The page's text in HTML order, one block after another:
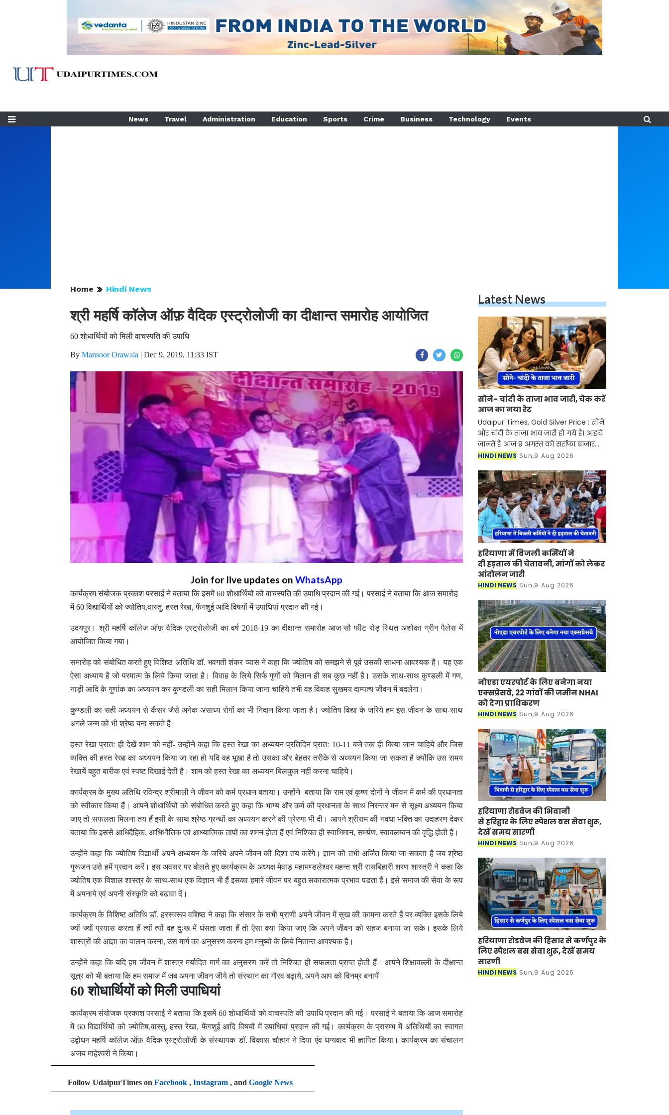
News Travel Administration Education Sports Crime Business Technology Events
Home Hindi News
श्री महर्षि काॅलेज ऑफ़ वैदिक एस्ट्रोलोजी का दीक्षान्त समारोह आयोजित
60 शोधार्थियों को मिली वाचस्पति की उपाधि
By Mansoor Orawala | Dec 9, 2019, 11:33 IST
Join for live updates on WhatsApp
कार्यक्रम संयोजक प्रकाश परसाई ने बताया कि इसमें 60 शोधार्थियों को वाचस्पति की उपाधि प्रदान की गई। परसाई ने बताया कि आज समारोह
में 60 विद्यार्थियों को ज्योतिष,वास्तु, हस्त रेखा, फेंगशुई आदि विषयों में उपाधियां प्रदान की गई।
उदयपुर। श्री महर्षि काॅलेज ऑफ़ वैदिक एस्ट्रोलोजी का वर्ष 2018-19 का दीक्षान्त समारोह आज सौ फीट रोड़ स्थित अशोका ग्रीन पैलेस में
आयोजित किया गया।
समारोह को संबोधित करते हुए विशिष्ठ अतिथि डाॅ. भवगती शंकर व्यास ने कहा कि ज्योतिष को समझने से पूर्व उसकी साधना आवश्यक है। यह एक
ऐसा अध्याय है जो परमात्म के लिये किया जाता है। विवाह के लिये सिर्फ गुणों को मिलान ही सब कुछ नहीं है। उसके साथ-साथ कुण्डली में गण,
नाड़ी आदि के गुणांक का अध्ययन कर कुण्डली का सही मिलान किया जाना चाहिये तभी वह विवाह सुखमय दाम्पत्य जीवन में बदलेगा।
कुण्डली का सही अध्ययन से कैंसर जैसे अनेक असाध्य रोगों का भी निदान किया जाता है। ज्योतिष विद्या के जरिये हम इस जीवन के साथ-साथ
अगले जन्म को भी श्रेष्ठ बना सकते है।
हस्त रेखा प्रातः ही देखें शाम को नहीं- उन्होंने कहा कि हस्त रेखा का अध्ययन प्रतिदिन प्रातः 10-11 बजे तक ही किया जान चाहिये और जिस
व्यक्ति की हस्त रेखा का अध्ययन किया जा रहा हो यदि वह भूखा है तो उसका और बेहतर तरीके से अध्ययन किया जा सकता है क्योंकि उस समय
रेखायें बहुत बारीक एवं स्पष्ट दिखाई देती है। शाम को हस्त रेखा का अध्ययन बिलकुल नहीं करना चाहिये।
कार्यक्रम के मुख्य अतिथि रविन्द्र श्रीमाली ने जीवन को कर्म प्रधान बताया। उन्होंने बताया कि राम एवं कृष्ण दोनों ने जीवन में कर्म की प्रधानता
को स्वीकार किया हैं। आपने शोधार्थियों को संबोधित करते हुए कहा कि भाग्य और कर्म की प्रधानता के साथ निरन्तर मन से सूक्ष्म अध्ययन किया
जाए तो सफलता मिलना तय हैं इसी के साथ श्रेष्ठ ग्रन्थों का अध्ययन करने की प्रेरणा भी दी। आपने श्रीराम की नवधा भक्ति का उदाहरण देकर
बताया कि इससे आधिदैहिक, आधिभौतिक एवं आध्यात्मिक तापों का शमन होता हैं एवं निश्चित ही स्वाभिमान, समर्पण, स्वावलम्बन की वृद्धि होती हैं।
उन्होंने कहा कि ज्योतिष विद्यार्थी अपने अध्ययन के जरिये अपने जीवन की दिशा तय करेंगे। ज्ञान को तभी अर्जित किया जा सकता है जब श्रेष्ठ
गुरूजन उसे हमें प्रदान करें। इस अवसर पर बोलते हुए कार्यक्रम के अध्यक्ष मेवाड़ महामण्डलेश्वर महन्त श्री रासबिहारी शरण शास्त्री ने कहा कि
ज्योतिष एक विशाल शास्त्र के साथ-साथ एक विज्ञान भी हैं इसका हमारे जीवन पर बहुत सकारात्मक प्रभाव पडता हैं। इसे समाज की सेवा के रूप
में अपनाये एवं अपनी संस्कृति को बढावा दें।
कार्यक्रम के विशिष्ट अतिथि डाॅ. हरस्वरूप वशिष्ठ ने कहा कि संसार के सभी प्राणी अपने जीवन में सुख की कामना करते हैं पर व्यक्ति इसके लिये
ज्यों ज्यों प्रयास करता हैं त्यों त्यों वह दुःख में धंसता जाता हैं तो ऐसा क्या किया जाए कि अपने जीवन को सहज बनाया जा सके। इसके लिये
शास्त्रों की आज्ञा का पालन करना, उस मार्ग का अनुसरण करना हम मनुष्यों के लिये नितान्त आवश्यक है।
उन्होंने कहा कि यदि हम जीवन में शास्त्र मर्यादित मार्ग का अनुसरण करें तो निश्चित ही सफलता प्राप्त होती हैं। आपने शिक्षावल्ली के दीक्षान्त
सूत्र को भी बताया कि हम समाज में जब अपना जीवन जीये तो संस्थान का गौरव बढ़ाये, अपने आप को विनम्र बनायें।
60 शोधार्थियों को मिली उपाधियां
कार्यक्रम संयोजक प्रकाश परसाई ने बताया कि इसमें 60 शोधार्थियों को वाचस्पति की उपाधि प्रदान की गई। परसाई ने बताया कि आज समारोह
में 60 विद्यार्थियों को ज्योतिष,वास्तु, हस्त रेखा, फेंगशुई आदि विषयों में उपाधियां प्रदान की गई। कार्यक्रम के प्रारम्भ में अतिथियों का स्वागत
उद्बोधन महर्षि काॅलेज ऑफ़ वैदिक एस्ट्रोलाॅजी के संस्थापक डाॅ. विकास चौहान ने दिया एंव धन्यवाद भी ज्ञापित किया। कार्यक्रम का संचालन
अजय माहेश्वरी ने किया।
Follow UdaipurTimes on Facebook , Instagram , and Google News
Latest News
सोने- चांदी के ताजा भाव जारी, चेक करें
आज का नया रेट
Udaipur Times, Gold Silver Price : सोने
और चांदी के ताजा भाव जारी हो गये है। आइये
जानते है आज 9 अगस्त को सर्राफा बाजार
सोने-चांदी की कीमतों में कितना बदलाव
एसोसिएशन
HINDI NEWS Sun,9 Aug 2026
हरियाणा में बिजली कर्मियों ने
दी हड़ताल की चेतावनी, मांगों को लेकर
आंदोलन जारी
HINDI NEWS Sun,9 Aug 2026
नोएडा एयरपोर्ट के लिए बनेगा नया
एक्सप्रेसवे, 22 गांवों की जमीन NHAI
को देगा प्राधिकरण
HINDI NEWS Sun,9 Aug 2026
हरियाणा रोडवेज की भिवानी
से हरिद्वार के लिए स्पेशल बस सेवा शुरू,
देखें समय सारणी
HINDI NEWS Sun,9 Aug 2026
हरियाणा रोडवेज की हिसार से कर्णपुर के
लिए स्पेशल बस सेवा शुरू, देखें समय
सारणी
HINDI NEWS Sun,9 Aug 2026